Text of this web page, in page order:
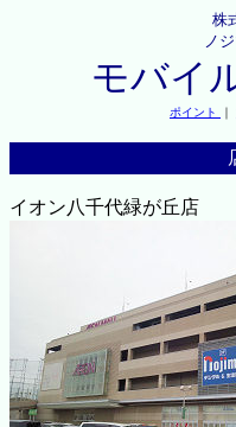
株
ノ
モバイ
ポイント ｜
イオン八千代緑が丘店